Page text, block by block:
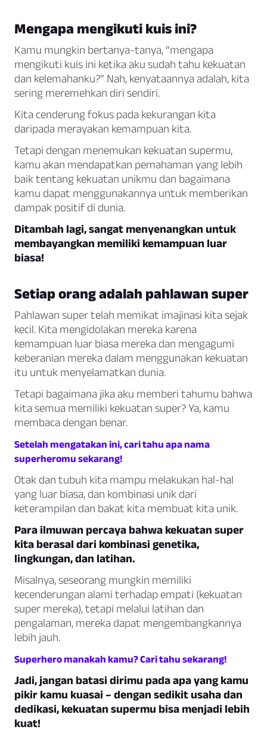
Mengapa mengikuti kuis ini?
Kamu mungkin bertanya-tanya, “mengapa
mengikuti kuis ini ketika aku sudah tahu kekuatan
dan kelemahanku?” Nah, kenyataannya adalah, kita
sering meremehkan diri sendiri.
Kita cenderung fokus pada kekurangan kita
daripada merayakan kemampuan kita.
Tetapi dengan menemukan kekuatan supermu,
kamu akan mendapatkan pemahaman yang lebih
baik tentang kekuatan unikmu dan bagaimana
kamu dapat menggunakannya untuk memberikan
dampak positif di dunia.
Ditambah lagi, sangat menyenangkan untuk
membayangkan memiliki kemampuan luar
biasa!
Setiap orang adalah pahlawan super
Pahlawan super telah memikat imajinasi kita sejak
kecil. Kita mengidolakan mereka karena
kemampuan luar biasa mereka dan mengagumi
keberanian mereka dalam menggunakan kekuatan
itu untuk menyelamatkan dunia.
Tetapi bagaimana jika aku memberi tahumu bahwa
kita semua memiliki kekuatan super? Ya, kamu
membaca dengan benar.
Setelah mengatakan ini, cari tahu apa nama
superheromu sekarang!
Otak dan tubuh kita mampu melakukan hal-hal
yang luar biasa, dan kombinasi unik dari
keterampilan dan bakat kita membuat kita unik.
Para ilmuwan percaya bahwa kekuatan super
kita berasal dari kombinasi genetika,
lingkungan, dan latihan.
Misalnya, seseorang mungkin memiliki
kecenderungan alami terhadap empati (kekuatan
super mereka), tetapi melalui latihan dan
pengalaman, mereka dapat mengembangkannya
lebih jauh.
Superhero manakah kamu? Cari tahu sekarang!
Jadi, jangan batasi dirimu pada apa yang kamu
pikir kamu kuasai – dengan sedikit usaha dan
dedikasi, kekuatan supermu bisa menjadi lebih
kuat!